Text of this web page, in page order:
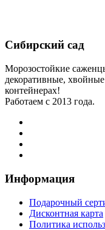
Сибирский сад
Морозостойкие
декоративные,
контейнерах!
Работаем с 2013 года.
Информация
Подарочный
Дисконтная карта
Политика